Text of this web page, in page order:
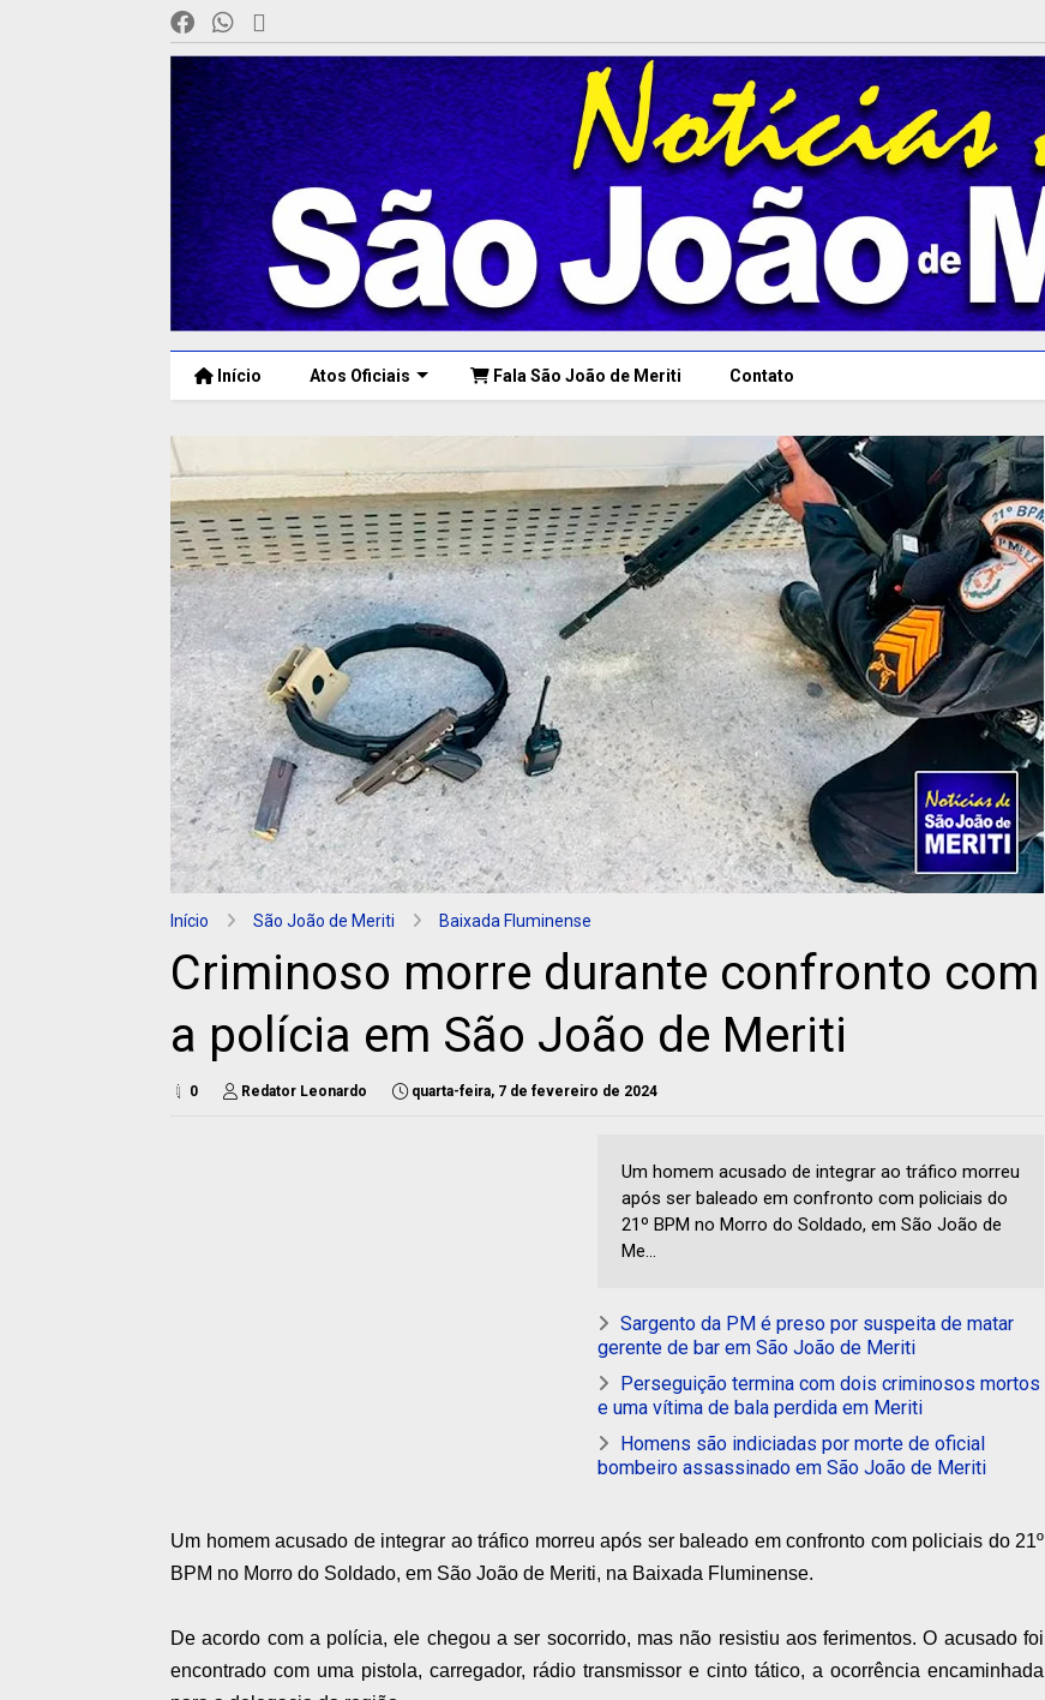
Início Atos Oficiais Fala São João de Meriti Contato
Início São João de Meriti Baixada Fluminense
Criminoso morre durante confronto com
a polícia em São João de Meriti
0 Redator Leonardo quarta-feira, 7 de fevereiro de 2024
Um homem acusado de integrar ao tráfico morreu
após ser baleado em confronto com policiais do
21º BPM no Morro do Soldado, em São João de
Me...
Sargento da PM é preso por suspeita de matar
gerente de bar em São João de Meriti
Perseguição termina com dois criminosos mortos
e uma vítima de bala perdida em Meriti
Homens são indiciadas por morte de oficial
bombeiro assassinado em São João de Meriti
Um homem acusado de integrar ao tráfico morreu após ser baleado em confronto com policiais do 21º
BPM no Morro do Soldado, em São João de Meriti, na Baixada Fluminense.
De acordo com a polícia, ele chegou a ser socorrido, mas não resistiu aos ferimentos. O acusado foi
encontrado com uma pistola, carregador, rádio transmissor e cinto tático, a ocorrência encaminhada